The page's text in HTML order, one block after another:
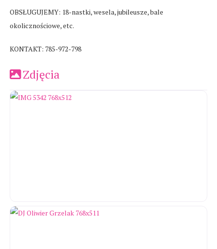
OBSŁUGUJEMY: 18-nastki, wesela, jubileusze, bale
okolicznościowe, etc.
KONTAKT: 785-972-798
Zdjęcia